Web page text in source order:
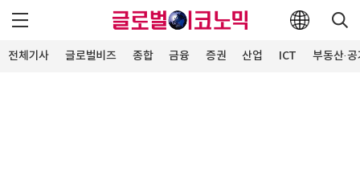
전체기사 글로벌비즈 종합 금융 증권 산업 ICT 부동산·